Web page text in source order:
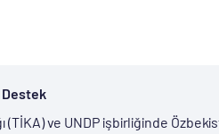
Destek
ve UNDP işbirliğinde